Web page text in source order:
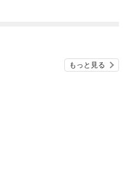
もっと見る